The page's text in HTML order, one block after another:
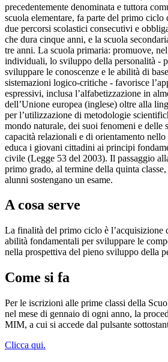
precedentemente denominata e tuttora
scuola elementare, fa parte del primo
due percorsi scolastici consecutivi e
che dura cinque anni, e la scuola
tre anni. La scuola primaria: promuove,
individuali, lo sviluppo della personalità -
sviluppare le conoscenze e le abilità di
sistemazioni logico-critiche - favorisce
espressivi, inclusa l’alfabetizzazione in
dell’Unione europea (inglese) oltre alla
per l’utilizzazione di metodologie
mondo naturale, dei suoi fenomeni e delle
capacità relazionali e di orientamento
educa i giovani cittadini ai principi
civile (Legge 53 del 2003). Il passaggio
primo grado, al termine della quinta
alunni sostengano un esame.
A cosa serve
La finalità del primo ciclo è l’acquisizione
abilità fondamentali per sviluppare le
nella prospettiva del pieno sviluppo della
Come si fa
Per le iscrizioni alle prime classi della
nel mese di gennaio di ogni anno, la
MIM, a cui si accede dal pulsante
Clicca qui.